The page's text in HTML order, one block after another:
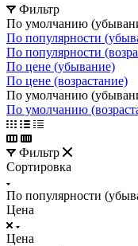
Фильтр
По умолчанию
По популярности
По популярности
По цене (убывание)
По цене (возрастание)
По умолчанию
По умолчанию
Фильтр
Сортировка
По популярности
Цена
Цена